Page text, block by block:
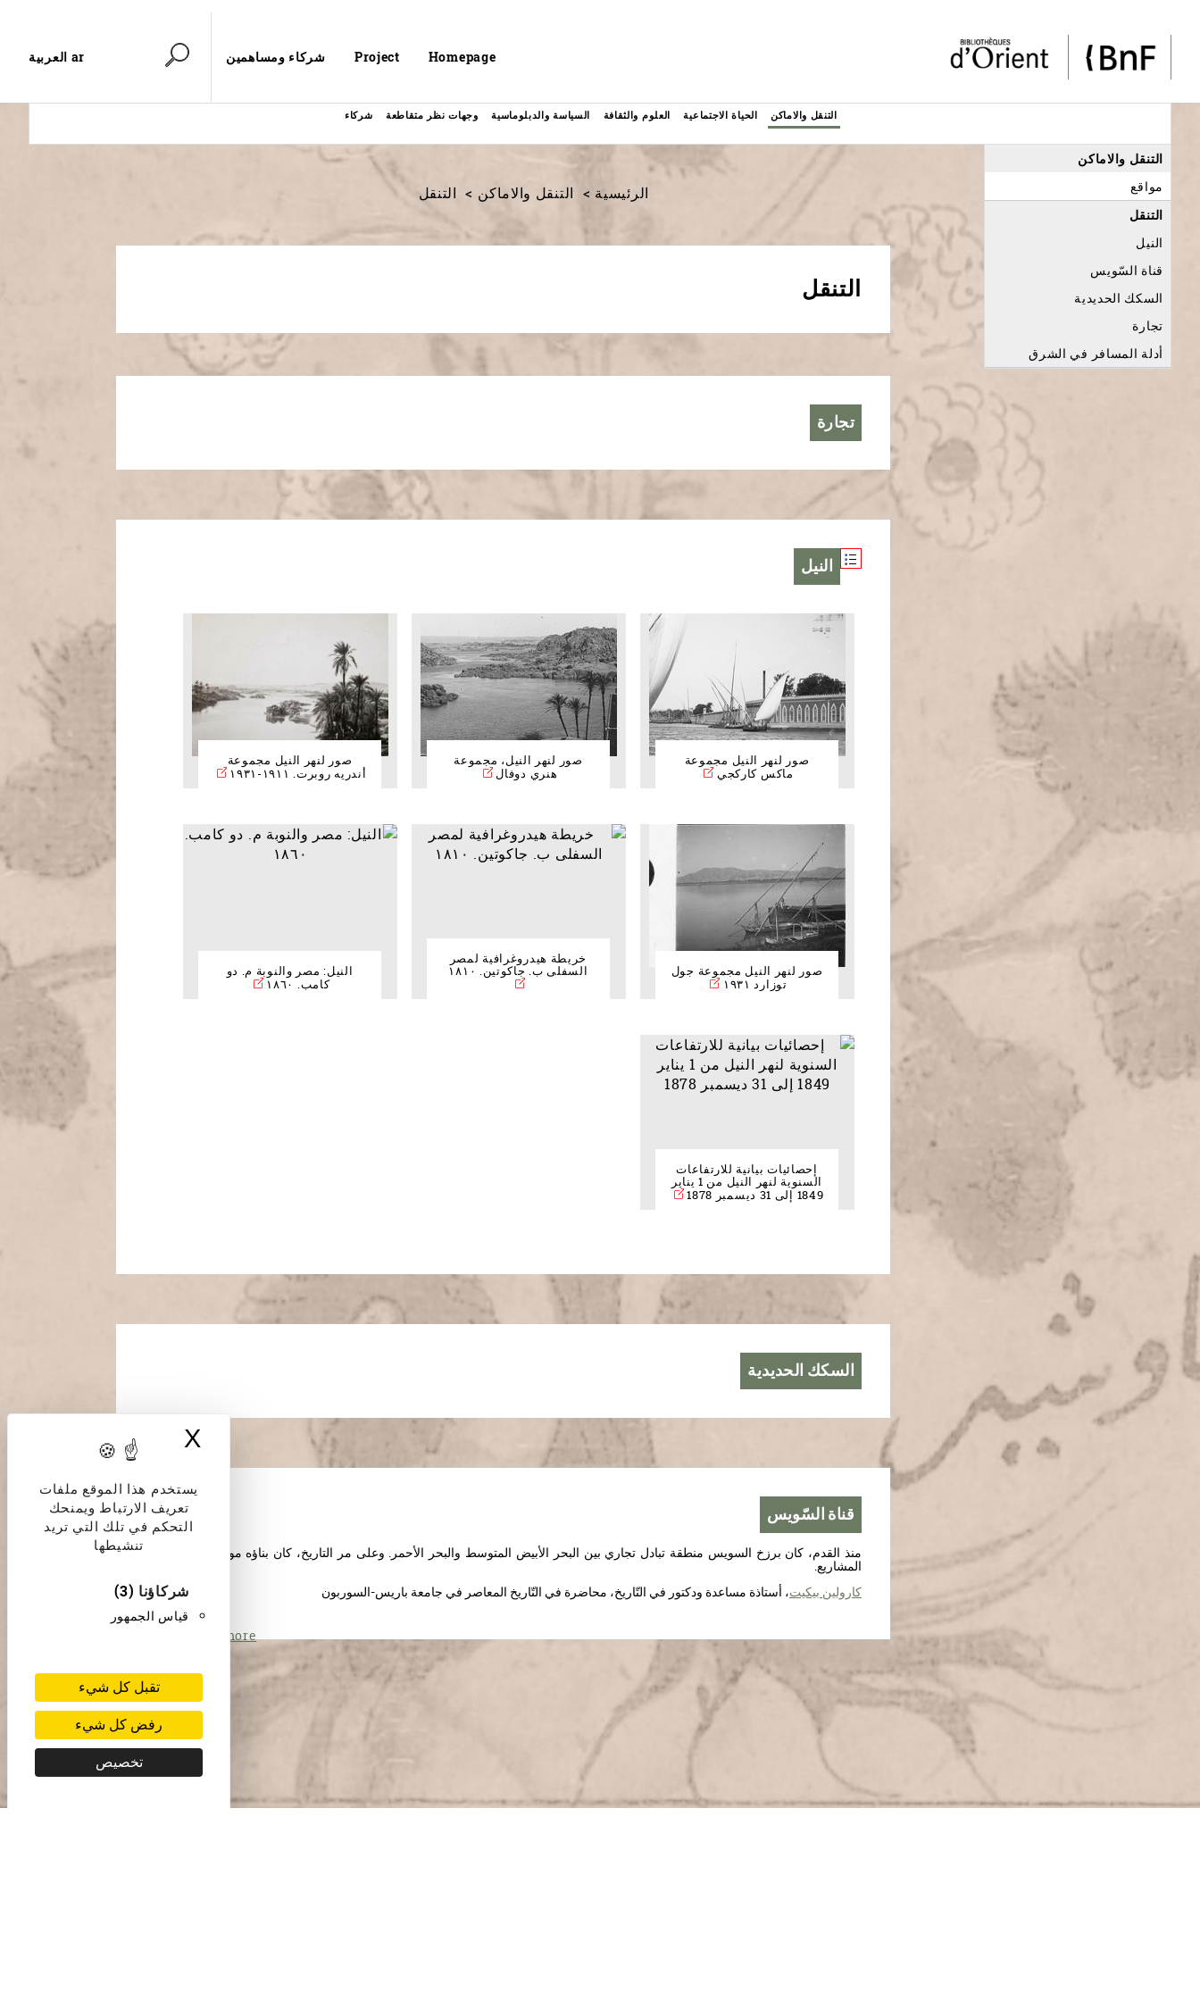
يستخدم هذا الموقع ملفات
تعريف الارتباط ويمنحك
التحكم في تلك التي تريد
تنشيطها
شركاؤنا (3)
قياس الجمهور
تقبل كل شيء
رفض كل شيء
تخصيص
X إخفاء لافتة
Homepage
Project شركاء ومساهمين ar العربية
Menu
éditorial
التنقل والاماكن الحياة الاجتماعية العلوم والثقافة السياسة والدبلوماسية وجهات نظر متقاطعة شركاء
التنقل والاماكن
مواقع
التنقل
النيل
قناة السّويس
السكك الحديدية
تجارة
أدلة المسافر في الشرق
الرئيسية التنقل والاماكن التنقل
التنقل
تجارة
النيل
صور لنهر النيل مجموعة
ماكس كاركجي
صور لنهر النيل، مجموعة
هنري دوفال
صور لنهر النيل مجموعة
أندريه روبرت. ١٩١١-١٩٣١
صور لنهر النيل مجموعة جول
توزارد ١٩٣١
خريطة هيدروغرافية لمصر
السفلى ب. جاكوتين. ١٨١٠
النيل: مصر والنوبة م. دو
كامب. ١٨٦٠
إحصائيات بيانية للارتفاعات
السنوية لنهر النيل من 1 يناير
1849 إلى 31 ديسمبر 1878
السكك الحديدية
قناة السّويس
منذ القدم، كان برزخ السويس منطقة تبادل تجاري بين البحر الأبيض المتوسط ​​والبحر الأحمر. وعلى مر التاريخ، كان بناؤه موضوعًا للعديد من
المشاريع.
كارولين بيكيت، أستاذة مساعدة ودكتور في التّاريخ، محاضرة في التّاريخ المعاصر في جامعة باريس-السوربون
Read more